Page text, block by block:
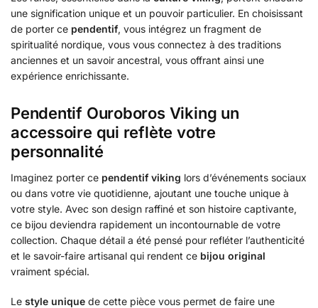
une signification unique et un pouvoir particulier. En choisissant
de porter ce pendentif, vous intégrez un fragment de
spiritualité nordique, vous vous connectez à des traditions
anciennes et un savoir ancestral, vous offrant ainsi une
expérience enrichissante.
Pendentif Ouroboros Viking un
accessoire qui reflète votre
personnalité
Imaginez porter ce pendentif viking lors d’événements sociaux
ou dans votre vie quotidienne, ajoutant une touche unique à
votre style. Avec son design raffiné et son histoire captivante,
ce bijou deviendra rapidement un incontournable de votre
collection. Chaque détail a été pensé pour refléter l’authenticité
et le savoir-faire artisanal qui rendent ce bijou original
vraiment spécial.
Le style unique de cette pièce vous permet de faire une